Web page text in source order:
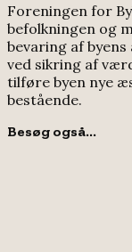
Foreningen for
befolkningen og
bevaring af
ved sikring af
tilføre byen nye
bestående.
Besøg også...